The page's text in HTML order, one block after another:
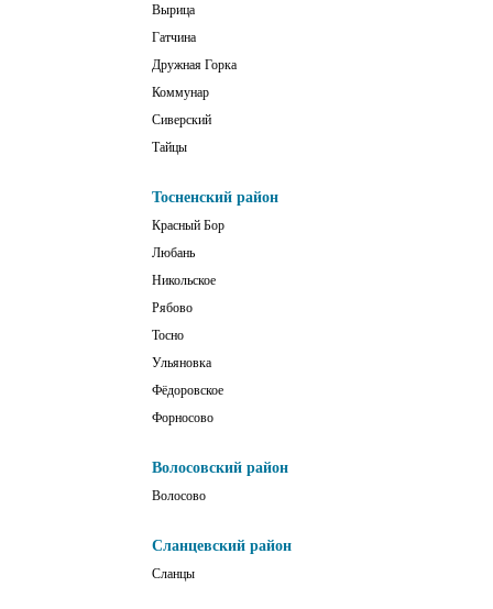
Вырица
Гатчина
Дружная Горка
Коммунар
Сиверский
Тайцы
Тосненский район
Красный Бор
Любань
Никольское
Рябово
Тосно
Ульяновка
Фёдоровское
Форносово
Волосовский район
Волосово
Сланцевский район
Сланцы